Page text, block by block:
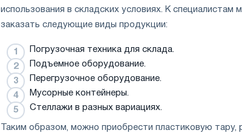
использования в складских условиях. К
заказать следующие виды продукции:
Погрузочная техника для склада.
Подъемное оборудование.
Перегрузочное оборудование.
Мусорные контейнеры.
Стеллажи в разных вариациях.
Таким образом, можно приобрести пластиковую тару,